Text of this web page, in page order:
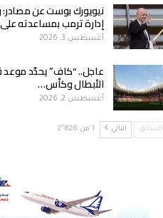
نيويورك بوست عن
إدارة ترمب بمساعدته
أغسطس 3, 2026
عاجل.. “كاف” يحدّد
الأبطال وكأس…
أغسطس 2, 2026
السابق التالي 1 من 2٬826